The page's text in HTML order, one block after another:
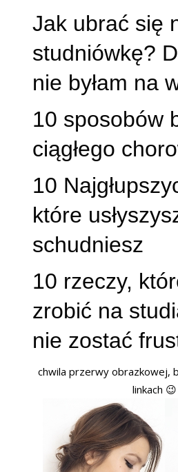
Jak ubrać się
studniówkę?
nie byłam na
10 sposobów
ciągłego
10
które
schudniesz
10 rzeczy,
zrobić na
nie zostać
chwila przerwy obrazkowej,
linkach 😉